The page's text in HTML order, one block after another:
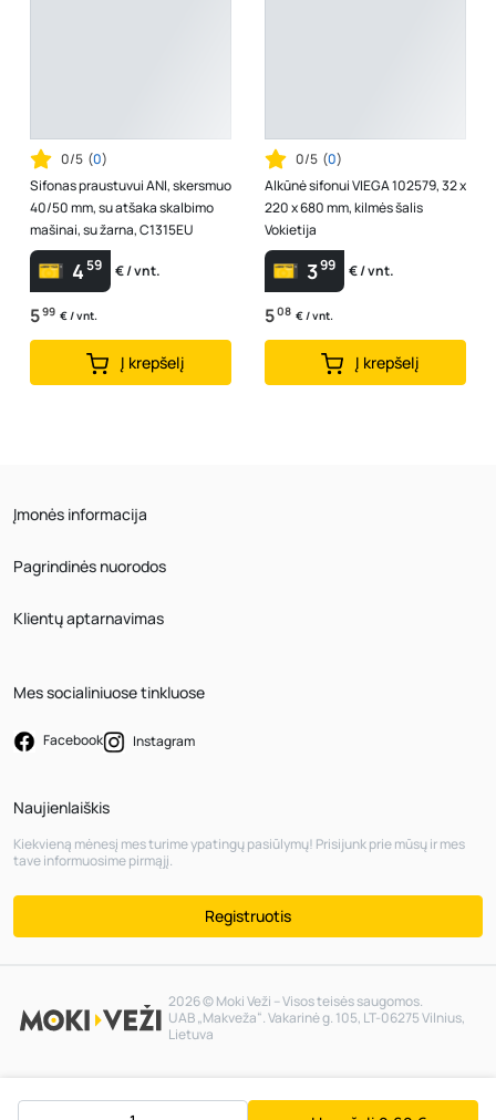
0/5 (0)
Sifonas praustuvui ANI, skersmuo
40/50 mm, su atšaka skalbimo
mašinai, su žarna, C1315EU
459 € / vnt.
599 € / vnt.
Į krepšelį
0/5 (0)
Alkūnė sifonui VIEGA 102579, 32 x
220 x 680 mm, kilmės šalis
Vokietija
399 € / vnt.
508 € / vnt.
Į krepšelį
Įmonės informacija
Pagrindinės nuorodos
Klientų aptarnavimas
Mes socialiniuose tinkluose
Facebook Instagram
Naujienlaiškis
Kiekvieną mėnesį mes turime ypatingų pasiūlymų! Prisijunk prie mūsų ir mes
tave informuosime pirmąjį.
Registruotis
2026 © Moki Veži – Visos teisės saugomos.
UAB „Makveža“. Vakarinė g. 105, LT-06275 Vilnius,
Lietuva